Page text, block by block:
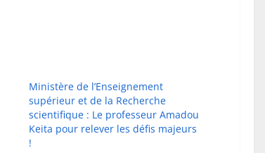
Ministère de l’Enseignement
supérieur et de la Recherche
scientifique : Le professeur Amadou
Keita pour relever les défis majeurs
!